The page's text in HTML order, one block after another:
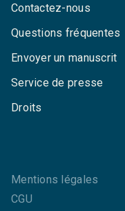
Contactez-nous
Questions fréquentes
Envoyer un manuscrit
Service de presse
Droits
Mentions légales
CGU